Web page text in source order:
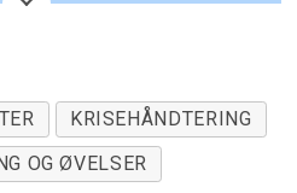
det objektet som det
at øyet/ øynene har
vil synsinntrykk
KRISEHÅNDTERING
OG ØVELSER